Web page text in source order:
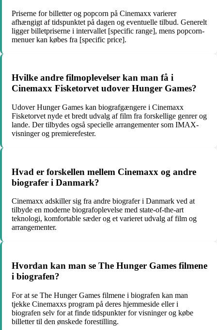
Priserne for billetter og popcorn på Cinemaxx varierer
afhængigt af tidspunktet på dagen og eventuelle tilbud. Generelt
ligger billetpriserne i intervallet [specific range], mens popcorn-
menuer kan købes fra [specific price].
Hvilke andre filmoplevelser kan man få i
Cinemaxx Fisketorvet udover Hunger Games?
Udover Hunger Games kan biografgængere i Cinemaxx
Fisketorvet nyde et bredt udvalg af film fra forskellige genrer og
lande. Der tilbydes også specielle arrangementer som IMAX-
visninger og premierefester.
Hvad er forskellen mellem Cinemaxx og andre
biografer i Danmark?
Cinemaxx adskiller sig fra andre biografer i Danmark ved at
tilbyde en moderne biografoplevelse med state-of-the-art
teknologi, komfortable sæder og et varieret udvalg af film og
arrangementer.
Hvordan kan man se The Hunger Games filmene
i biografen?
For at se The Hunger Games filmene i biografen kan man
tjekke Cinemaxxs program på deres hjemmeside eller i
biografen selv for at finde tidspunkter for visninger og købe
billetter til den ønskede forestilling.